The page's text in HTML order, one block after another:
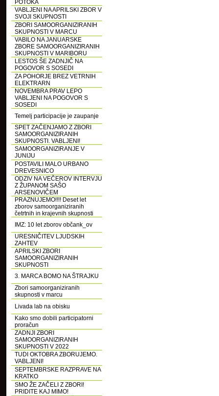
POTOKA
VABLJENI NA APRILSKI ZBOR V
SVOJI SKUPNOSTI
ZBORI SAMOORGANIZIRANIH
SKUPNOSTI V MARCU
VABILO NA JANUARSKE
ZBORE SAMOORGANIZIRANIH
SKUPNOSTI V MARIBORU
LESTOS ŠE ZADNJIČ NA
POGOVOR S SOSEDI
ZA POHORJE BREZ VETRNIH
ELEKTRARN
NOVEMBRA PRAV LEPO
VABLJENI NA POGOVOR S
SOSEDI
Temelj participacije je zaupanje
SPET ZAČENJAMO Z ZBORI
SAMOORGANIZIRANIH
SKUPNOSTI. VABLJENI!
SAMOORGANIZIRANJE V
JUNIJU
POSTAVILI MALO URBANO
DREVESNICO
ODZIV NA VEČEROV INTERVJU
Z ŽUPANOM SAŠO
ARSENOVIČEM
PRAZNUJEMO!!!! Deset let
zborov samoorganiziranih
četrtnih in krajevnih skupnosti
IMZ: 10 let zborov občank_ov
URESNIČITEV LJUDSKIH
ZAHTEV
APRILSKI ZBORI
SAMOORGANIZIRANIH
SKUPNOSTI
3. MARCA BOMO NA ŠTRAJKU
Zbori samoorganiziranih
skupnosti v marcu
Livada lab na obisku
Kako smo dobili participatorni
proračun
ZADNJI ZBORI
SAMOORGANIZIRANIH
SKUPNOSTI V 2022
TUDI OKTOBRA ZBORUJEMO.
VABLJENI!
SEPTEMBRSKE RAZPRAVE NA
KRATKO
SMO ŽE ZAČELI Z ZBORI!
PRIDITE KAJ MIMO!